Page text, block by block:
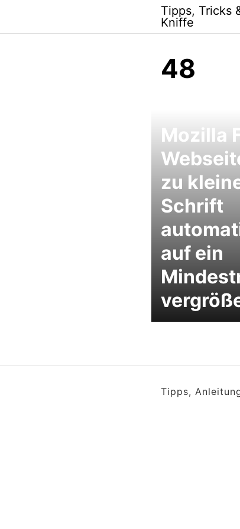
content
Tipps, Tricks
Kniffe
48
Mozilla
zu
Schrift
auf ein
Tipps,